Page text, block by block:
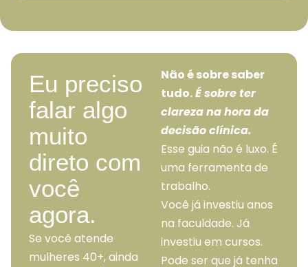
Eu preciso
falar algo
muito
direto com
você
agora.
Se você atende
mulheres 40+, ainda
Não é sobre saber
tudo.É sobre ter
clareza na hora da
decisão clínica.
Esse guia não é luxo. É
uma ferramenta de
trabalho.
Você já investiu anos
na faculdade. Já
investiu em cursos.
Pode ser que já tenha